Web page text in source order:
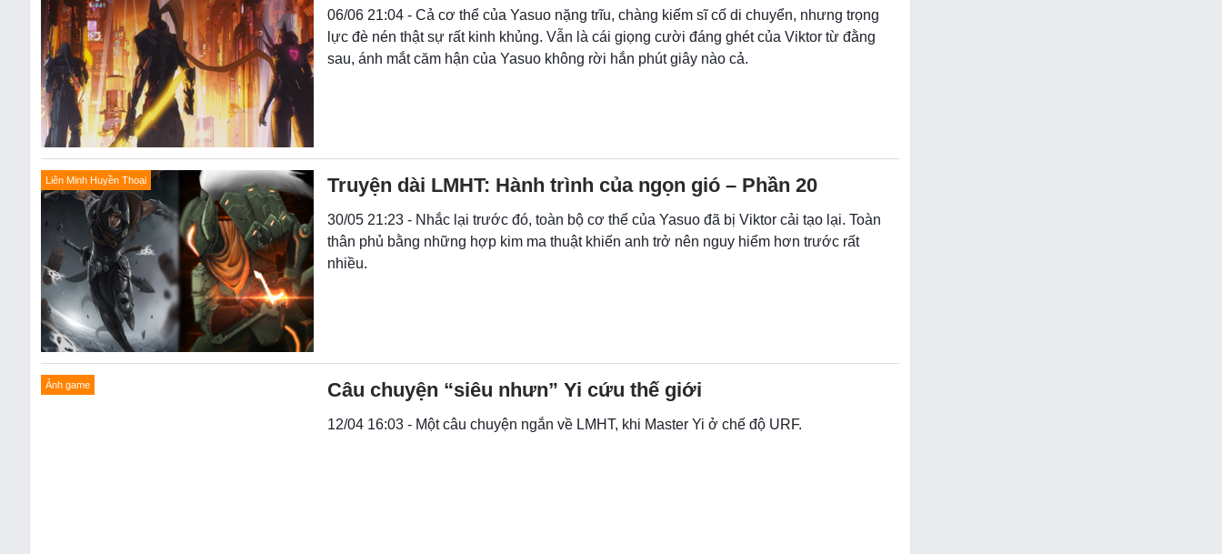
06/06 21:04 - Cả cơ thể của Yasuo nặng trĩu, chàng kiếm sĩ cố di chuyển, nhưng trọng
lực đè nén thật sự rất kinh khủng. Vẫn là cái giọng cười đáng ghét của Viktor từ đằng
sau, ánh mắt căm hận của Yasuo không rời hắn phút giây nào cả.
Liên Minh Huyền Thoại Truyện dài LMHT: Hành trình của ngọn gió – Phần 20
30/05 21:23 - Nhắc lại trước đó, toàn bộ cơ thể của Yasuo đã bị Viktor cải tạo lại. Toàn
thân phủ bằng những hợp kim ma thuật khiến anh trở nên nguy hiểm hơn trước rất
nhiều.
Ảnh game Câu chuyện “siêu nhưn” Yi cứu thế giới
12/04 16:03 - Một câu chuyện ngắn về LMHT, khi Master Yi ở chế độ URF.